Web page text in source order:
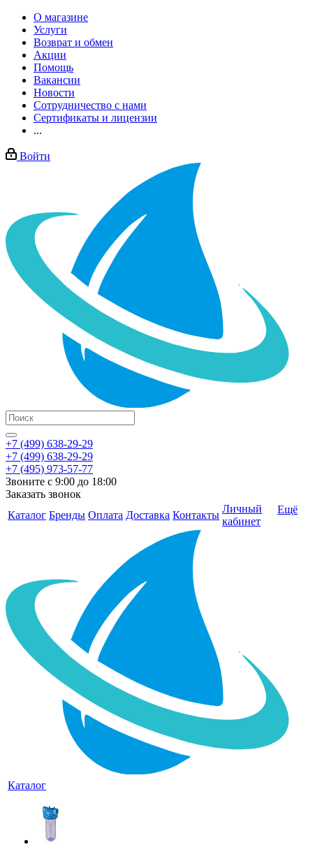
О магазине
Услуги
Возврат и обмен
Акции
Помощь
Вакансии
Новости
Сотрудничество с нами
Сертификаты и лицензии
...
Войти
+7 (499) 638-29-29
+7 (499) 638-29-29
+7 (495) 973-57-77
Звоните с 9:00 до 18:00
Заказать звонок
Каталог Бренды Оплата Доставка Контакты
Личный
кабинет
Ещё
Каталог